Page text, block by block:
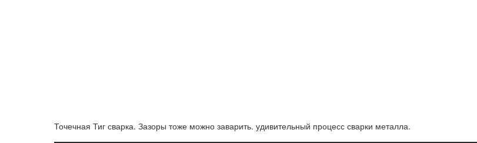
Точечная Тиг сварка. Зазоры тоже можно заварить. удивительный процесс сварки металла.